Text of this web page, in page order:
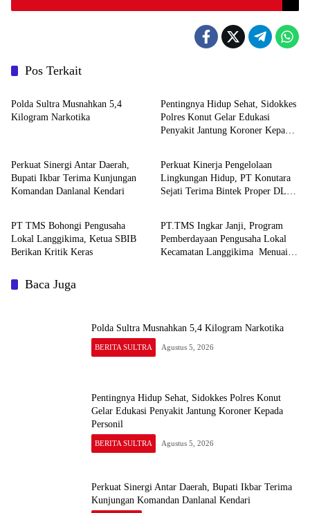
Pos Terkait
BERITA SULTRA
Polda Sultra Musnahkan 5,4
Kilogram Narkotika
Pentingnya Hidup Sehat, Sidokkes
Polres Konut Gelar Edukasi
Penyakit Jantung Koroner Kepada
Perkuat Sinergi Antar Daerah,
Bupati Ikbar Terima Kunjungan
Komandan Danlanal Kendari
BERITA SULTRA
Perkuat Kinerja Pengelolaan
Lingkungan Hidup, PT Konutara
Sejati Terima Bintek Proper DLH
BERITA SULTRA
PT TMS Bohongi Pengusaha
Lokal Langgikima, Ketua SBIB
Berikan Kritik Keras
BERITA SULTRA
PT.TMS Ingkar Janji, Program
Pemberdayaan Pengusaha Lokal
Kecamatan Langgikima Menuai
Baca Juga
Polda Sultra Musnahkan 5,4 Kilogram Narkotika
BERITA SULTRA Agustus 5, 2026
Pentingnya Hidup Sehat, Sidokkes Polres Konut
Gelar Edukasi Penyakit Jantung Koroner Kepada
Personil
BERITA SULTRA Agustus 5, 2026
Perkuat Sinergi Antar Daerah, Bupati Ikbar Terima
Kunjungan Komandan Danlanal Kendari